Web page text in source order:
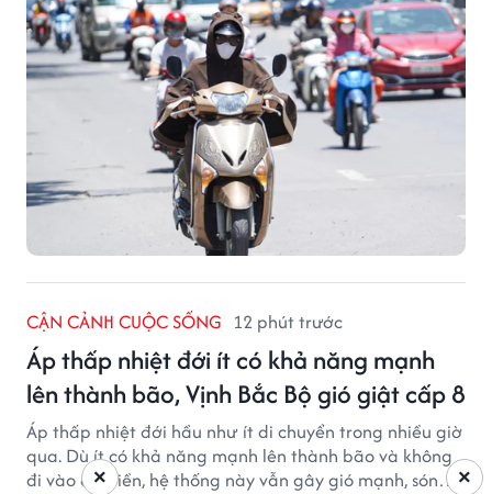
CẬN CẢNH CUỘC SỐNG 12 phút trước
Áp thấp nhiệt đới ít có khả năng mạnh
lên thành bão, Vịnh Bắc Bộ gió giật cấp 8
Áp thấp nhiệt đới hầu như ít di chuyển trong nhiều giờ
qua. Dù ít có khả năng mạnh lên thành bão và không
đi vào đất liền, hệ thống này vẫn gây gió mạnh, sóng ×
×